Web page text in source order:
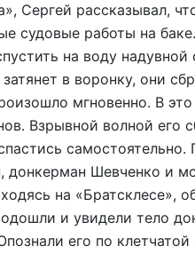
Сергей рассказывал,
судовые работы на
на воду
в воронку, они
мгновенно. В
Взрывной волной его
донкерман Шевченко и
на «Братсклесе»,
и увидели тело
его по